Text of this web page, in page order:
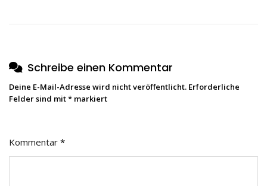
Schreibe einen Kommentar
Deine E-Mail-Adresse wird nicht veröffentlicht. Erforderliche
Felder sind mit* markiert
Kommentar *